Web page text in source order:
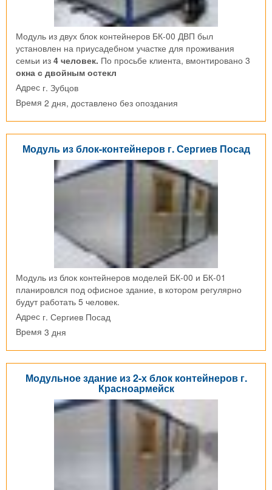
Модуль из двух блок контейнеров БК-00 ДВП был
установлен на приусадебном участке для проживания
семьи из 4 человек. По просьбе клиента, вмонтировано 3
окна с двойным остекл
Адрес г. Зубцов
Время 2 дня, доставлено без опоздания
Модуль из блок-контейнеров г. Сергиев Посад
Модуль из блок контейнеров моделей БК-00 и БК-01
планировлся под офисное здание, в котором регулярно
будут работать 5 человек.
Адрес г. Сергиев Посад
Время 3 дня
Модульное здание из 2-х блок контейнеров г.
Красноармейск